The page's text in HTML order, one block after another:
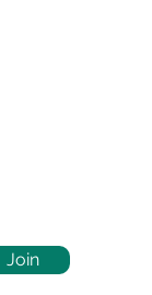
Join